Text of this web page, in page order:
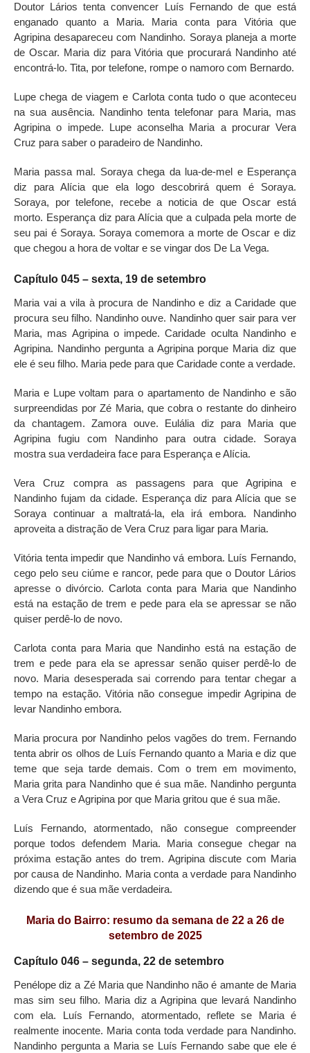
Doutor Lários tenta convencer Luís Fernando de que está
enganado quanto a Maria. Maria conta para Vitória que
Agripina desapareceu com Nandinho. Soraya planeja a morte
de Oscar. Maria diz para Vitória que procurará Nandinho até
encontrá-lo. Tita, por telefone, rompe o namoro com Bernardo.
Lupe chega de viagem e Carlota conta tudo o que aconteceu
na sua ausência. Nandinho tenta telefonar para Maria, mas
Agripina o impede. Lupe aconselha Maria a procurar Vera
Cruz para saber o paradeiro de Nandinho.
Maria passa mal. Soraya chega da lua-de-mel e Esperança
diz para Alícia que ela logo descobrirá quem é Soraya.
Soraya, por telefone, recebe a noticia de que Oscar está
morto. Esperança diz para Alícia que a culpada pela morte de
seu pai é Soraya. Soraya comemora a morte de Oscar e diz
que chegou a hora de voltar e se vingar dos De La Vega.
Capítulo 045 – sexta, 19 de setembro
Maria vai a vila à procura de Nandinho e diz a Caridade que
procura seu filho. Nandinho ouve. Nandinho quer sair para ver
Maria, mas Agripina o impede. Caridade oculta Nandinho e
Agripina. Nandinho pergunta a Agripina porque Maria diz que
ele é seu filho. Maria pede para que Caridade conte a verdade.
Maria e Lupe voltam para o apartamento de Nandinho e são
surpreendidas por Zé Maria, que cobra o restante do dinheiro
da chantagem. Zamora ouve. Eulália diz para Maria que
Agripina fugiu com Nandinho para outra cidade. Soraya
mostra sua verdadeira face para Esperança e Alícia.
Vera Cruz compra as passagens para que Agripina e
Nandinho fujam da cidade. Esperança diz para Alícia que se
Soraya continuar a maltratá-la, ela irá embora. Nandinho
aproveita a distração de Vera Cruz para ligar para Maria.
Vitória tenta impedir que Nandinho vá embora. Luís Fernando,
cego pelo seu ciúme e rancor, pede para que o Doutor Lários
apresse o divórcio. Carlota conta para Maria que Nandinho
está na estação de trem e pede para ela se apressar se não
quiser perdê-lo de novo.
Carlota conta para Maria que Nandinho está na estação de
trem e pede para ela se apressar senão quiser perdê-lo de
novo. Maria desesperada sai correndo para tentar chegar a
tempo na estação. Vitória não consegue impedir Agripina de
levar Nandinho embora.
Maria procura por Nandinho pelos vagões do trem. Fernando
tenta abrir os olhos de Luís Fernando quanto a Maria e diz que
teme que seja tarde demais. Com o trem em movimento,
Maria grita para Nandinho que é sua mãe. Nandinho pergunta
a Vera Cruz e Agripina por que Maria gritou que é sua mãe.
Luís Fernando, atormentado, não consegue compreender
porque todos defendem Maria. Maria consegue chegar na
próxima estação antes do trem. Agripina discute com Maria
por causa de Nandinho. Maria conta a verdade para Nandinho
dizendo que é sua mãe verdadeira.
Maria do Bairro: resumo da semana de 22 a 26 de
setembro de 2025
Capítulo 046 – segunda, 22 de setembro
Penélope diz a Zé Maria que Nandinho não é amante de Maria
mas sim seu filho. Maria diz a Agripina que levará Nandinho
com ela. Luís Fernando, atormentado, reflete se Maria é
realmente inocente. Maria conta toda verdade para Nandinho.
Nandinho pergunta a Maria se Luís Fernando sabe que ele é